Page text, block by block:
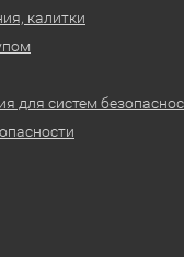
калитки
для систем